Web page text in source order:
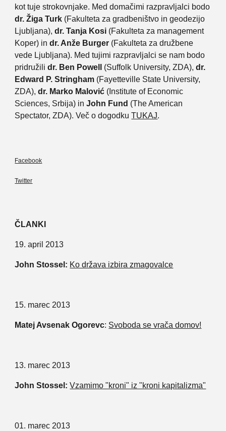
kot tuje strokovnjake. Med domačimi razpravljalci bodo
dr. Žiga Turk (Fakulteta za gradbeništvo in geodezijo
Ljubljana),dr. Tanja Kosi (Fakulteta za management
Koper) indr. Anže Burger (Fakulteta za družbene
vede Ljubljana). Med tujimi razpravljalci se nam bodo
pridružilidr. Ben Powell (Suffolk University, ZDA),dr.
Edward P. Stringham (Fayetteville State University,
ZDA),dr. Marko Malović (Institute of Economic
Sciences, Srbija) inJohn Fund (The American
Spectator, ZDA). Več o dogodku TUKAJ.
Facebook
Twitter
ČLANKI
19. april 2013
John Stossel: Ko država izbira zmagovalce
15. marec 2013
Matej Avsenak Ogorevc: Svoboda se vrača domov!
13. marec 2013
John Stossel: Vzamimo "kroni" iz "kroni kapitalizma"
01. marec 2013